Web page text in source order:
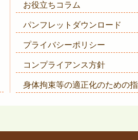
お役立ちコラム
パンフレットダウンロード
プライバシーポリシー
コンプライアンス方針
身体拘束等の適正化のための